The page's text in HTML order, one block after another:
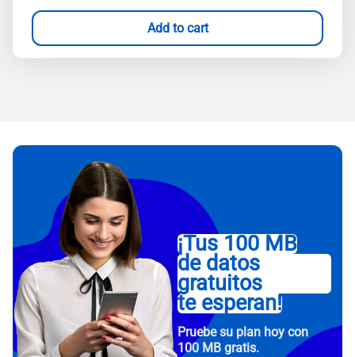
Add to cart
¡Tus 100 MB
de datos
gratuitos
te esperan!
Pruebe su plan hoy con
100 MB gratis.